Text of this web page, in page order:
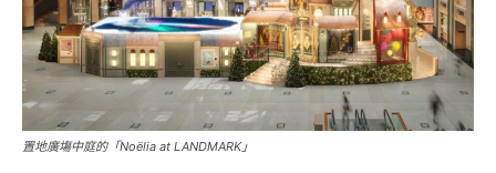
置地廣塲中庭的「Noëlia at LANDMARK」